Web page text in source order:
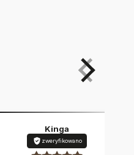
Kinga
zweryfikowano